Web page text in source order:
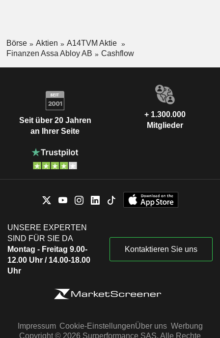
Börse Aktien
A14TVM Aktie
Finanzen Assa Abloy AB
Cashflow
Seit über 20 Jahren
an Ihrer Seite
+ 1.300.000
Mitglieder
UNSERE EXPERTEN
SIND FÜR SIE DA
Montag - Freitag 9.00-
12.00 Uhr / 14.00-18.00
Uhr
Kontaktieren Sie uns
Impressum Cookie-EinstellungenÜber uns Werbung
Copyright © 2026 Surperformance SAS. Alle Rechte